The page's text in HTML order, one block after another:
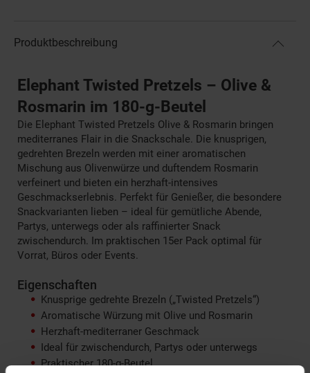
Produktbeschreibung
Elephant Twisted Pretzels – Olive &
Rosmarin im 180-g-Beutel
Die Elephant Twisted Pretzels Olive & Rosmarin bringen
mediterranes Flair in die Snackschale. Die knusprigen,
gedrehten Brezeln werden mit einer aromatischen
Mischung aus Olivenwürze und duftendem Rosmarin
verfeinert und bieten ein herzhaft-intensives
Geschmackserlebnis. Perfekt für Genießer, die besondere
Snackvarianten lieben – ideal für gemütliche Abende,
Partys, unterwegs oder als raffinierter Snack
zwischendurch. Im praktischen 15er Pack optimal für
Vorrat, Büros oder Events.
Eigenschaften
Knusprige gedrehte Brezeln („Twisted Pretzels“)
Aromatische Würzung mit Olive und Rosmarin
Herzhaft-mediterraner Geschmack
Ideal für zwischendurch, Partys oder unterwegs
Praktischer 180-g-Beutel